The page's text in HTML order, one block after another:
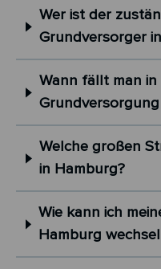
Wer ist der
Grundversorger
Wann fällt man in
Welche großen
in Hamburg?
Wie kann ich
Hamburg